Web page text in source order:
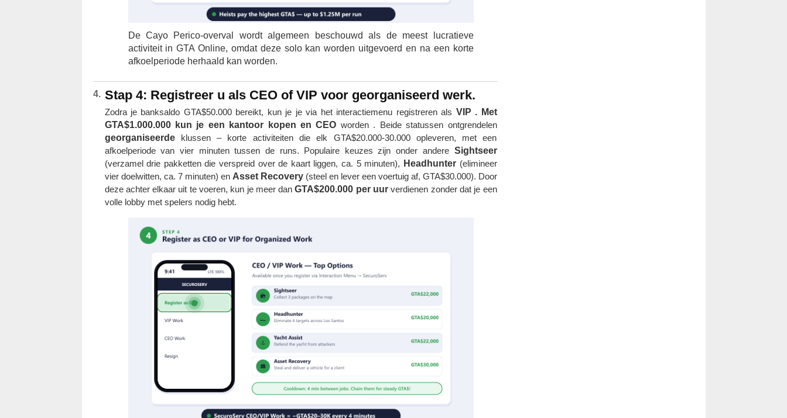
De Cayo Perico-overval wordt algemeen beschouwd als de meest lucratieve
activiteit in GTA Online, omdat deze solo kan worden uitgevoerd en na een korte
afkoelperiode herhaald kan worden.
Stap 4: Registreer u als CEO of VIP voor georganiseerd werk.
Zodra je banksaldo GTA$50.000 bereikt, kun je je via het interactiemenu registreren als VIP . Met
GTA$1.000.000 kun je een kantoor kopen enCEO worden . Beide statussen ontgrendelen
georganiseerdeklussen – korte activiteiten die elk GTA$20.000-30.000 opleveren, met een
afkoelperiode van vier minuten tussen de runs. Populaire keuzes zijn onder andere Sightseer
(verzamel drie pakketten die verspreid over de kaart liggen, ca. 5 minuten), Headhunter(elimineer
vier doelwitten, ca. 7 minuten) en Asset Recovery(steel en lever een voertuig af, GTA$30.000). Door
deze achter elkaar uit te voeren, kun je meer danGTA$200.000 per uur verdienen zonder dat je een
volle lobby met spelers nodig hebt.